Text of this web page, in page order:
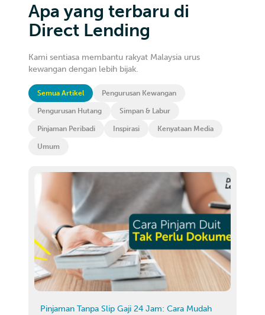
Apa yang terbaru di
Direct Lending
Kami sentiasa membantu rakyat Malaysia urus
kewangan dengan lebih bijak.
Semua Artikel Pengurusan Kewangan
Pengurusan Hutang Simpan & Labur
Pinjaman Peribadi Inspirasi Kenyataan Media
Umum
Pinjaman Tanpa Slip Gaji 24 Jam: Cara Mudah